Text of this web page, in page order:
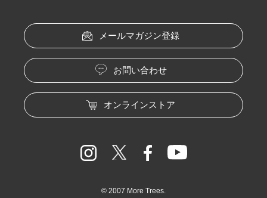
メールマガジン登録
お問い合わせ
オンラインストア
© 2007 More Trees.